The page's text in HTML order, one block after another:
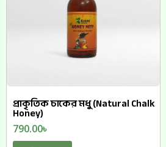
প্রাকৃতিক চাকের মধু (Natural Chalk
Honey)
790.00৳